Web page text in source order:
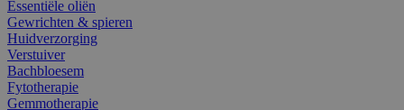
Essentiële oliën
Gewrichten & spieren
Huidverzorging
Verstuiver
Bachbloesem
Fytotherapie
Gemmotherapie